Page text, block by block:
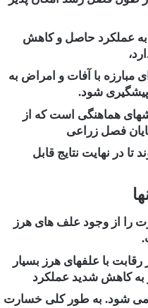
به عملکرد حاصل و کاهش
مبارزه با آفات و امراض به
شود.
هماهنگی است که از
فصل زراعی
در نهایت نتایج قابل
را از وجود علف های هرز
با علفهای هرز بسیار
کاهش شدید عملکرد
می شود. به طور کلی خسارت